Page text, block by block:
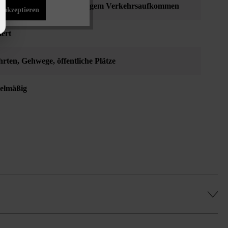
bis 3,5 t mit geringem Verkehrsaufkommen
, Gehwege, öffentliche Plätze
akzeptieren